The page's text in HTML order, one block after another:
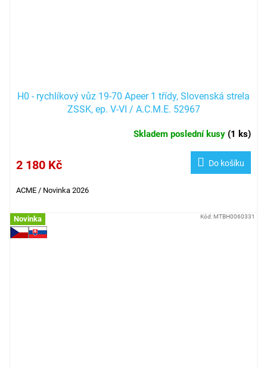
H0 - rychlíkový vůz 19-70 Apeer 1 třídy, Slovenská strela
ZSSK, ep. V-VI / A.C.M.E. 52967
Skladem poslední kusy (1 ks)
2 180 Kč Do košíku
ACME / Novinka 2026
Novinka Kód: MTBH0060331